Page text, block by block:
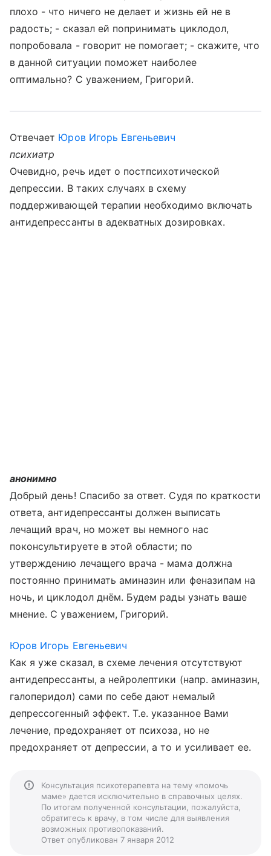
плохо - что ничего не делает и жизнь ей не в
радость; - сказал ей попринимать циклодол,
попробовала - говорит не помогает; - скажите, что
в данной ситуации поможет наиболее
оптимально? С уважением, Григорий.
Отвечает Юров Игорь Евгеньевич
психиатр
Очевидно, речь идет о постпсихотической
депрессии. В таких случаях в схему
поддерживающей терапии необходимо включать
антидепрессанты в адекватных дозировках.
анонимно
Добрый день! Спасибо за ответ. Судя по краткости
ответа, антидепрессанты должен выписать
лечащий врач, но может вы немного нас
поконсультируете в этой области; по
утверждению лечащего врача - мама должна
постоянно принимать аминазин или феназипам на
ночь, и циклодол днём. Будем рады узнать ваше
мнение. С уважением, Григорий.
Юров Игорь Евгеньевич
Как я уже сказал, в схеме лечения отсутствуют
антидепрессанты, а нейролептики (напр. аминазин,
галоперидол) сами по себе дают немалый
депрессогенный эффект. Т.е. указанное Вами
лечение, предохраняет от психоза, но не
предохраняет от депрессии, а то и усиливает ее.
Консультация психотерапевта на тему «помочь
маме» дается исключительно в справочных целях.
По итогам полученной консультации, пожалуйста,
обратитесь к врачу, в том числе для выявления
возможных противопоказаний.
Ответ опубликован 7 января 2012